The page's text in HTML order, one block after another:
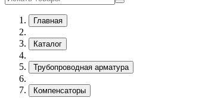
Главная
Каталог
Трубопроводная арматура
Компенсаторы